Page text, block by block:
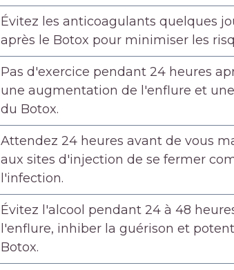
Évitez les anticoagulants quelques
après le Botox pour minimiser les
Pas d'exercice pendant 24 heures
une augmentation de l'enflure et
du Botox.
Attendez 24 heures avant de vous
aux sites d'injection de se fermer
l'infection.
Évitez l'alcool pendant 24 à 48
l'enflure, inhiber la guérison et
Botox.